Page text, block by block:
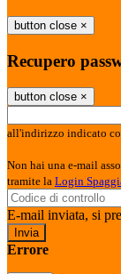
button close ×
Recupero
button close ×
all'indirizzo indicato
Non hai una e-mail
tramite la Login
E-mail inviata, si
Errore